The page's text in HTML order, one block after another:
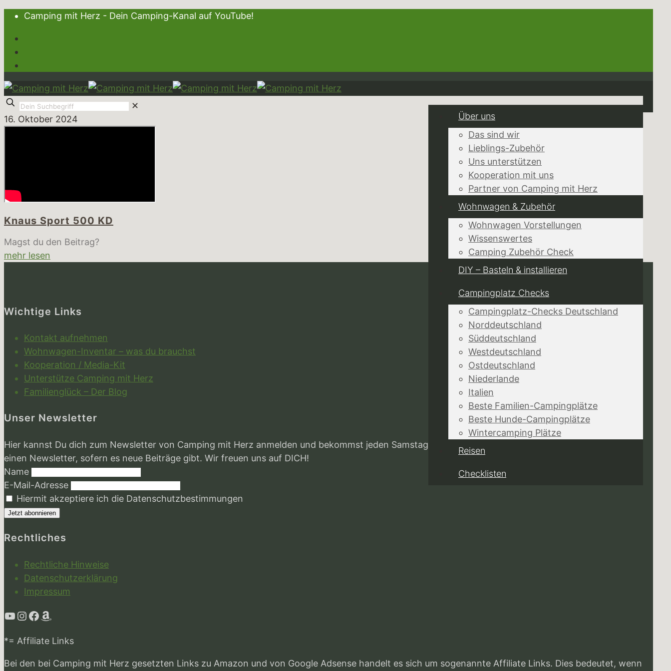
Camping mit Herz - Dein Camping-Kanal auf YouTube!
Über uns
Das sind wir
Lieblings-Zubehör
Uns unterstützen
Kooperation mit uns
Partner von Camping mit Herz
Wohnwagen & Zubehör
Wohnwagen Vorstellungen
Wissenswertes
Camping Zubehör Check
DIY – Basteln & installieren
Campingplatz Checks
Campingplatz-Checks Deutschland
Norddeutschland
Süddeutschland
Westdeutschland
Ostdeutschland
Niederlande
Italien
Beste Familien-Campingplätze
Beste Hunde-Campingplätze
Wintercamping Plätze
Reisen
Checklisten
✕
16. Oktober 2024
Knaus Sport 500 KD
Magst du den Beitrag?
mehr lesen
Wichtige Links
Kontakt aufnehmen
Wohnwagen-Inventar – was du brauchst
Kooperation / Media-Kit
Unterstütze Camping mit Herz
Familienglück – Der Blog
Unser Newsletter
Hier kannst Du dich zum Newsletter von Camping mit Herz anmelden und bekommst jeden Samstag
einen Newsletter, sofern es neue Beiträge gibt. Wir freuen uns auf DICH!
Name
E-Mail-Adresse
Hiermit akzeptiere ich die Datenschutzbestimmungen
Rechtliches
Rechtliche Hinweise
Datenschutzerklärung
Impressum
YouTube
Instagram
Facebook
Amazon
*= Affiliate Links
Bei den bei Camping mit Herz gesetzten Links zu Amazon und von Google Adsense handelt es sich um sogenannte Affiliate Links. Dies bedeutet, wenn